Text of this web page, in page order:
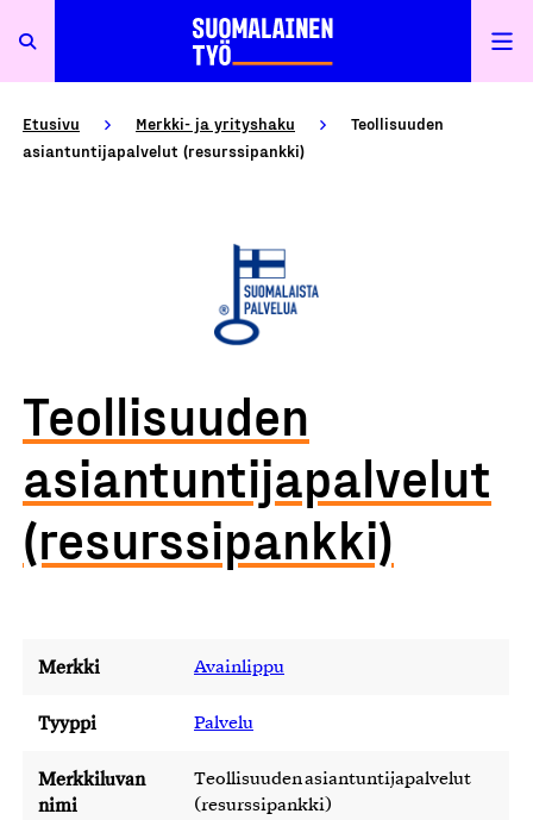
Etusivu Merkki- ja yrityshaku
Teollisuuden
asiantuntijapalvelut (resurssipankki)
Teollisuuden
asiantuntijapalvelut
(resurssipankki)
Merkki Avainlippu
Tyyppi Palvelu
Merkkiluvan
nimi
Teollisuuden asiantuntijapalvelut
(resurssipankki)